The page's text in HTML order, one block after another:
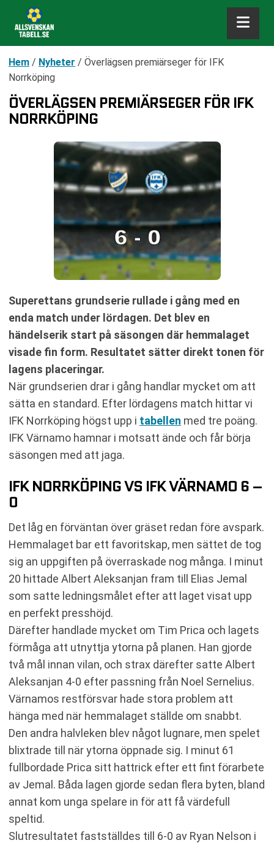
Hem / Nyheter / Överlägsen premiärseger för IFK
Norrköping
ÖVERLÄGSEN PREMIÄRSEGER FÖR IFK
NORRKÖPING
Superettans grundserie rullade i gång med en
enda match under lördagen. Det blev en
händelserik start på säsongen där hemmalaget
visade fin form. Resultatet sätter direkt tonen för
lagens placeringar.
När grundserien drar i gång handlar mycket om att
sätta en standard. Efter lördagens match hittar vi
IFK Norrköping högst upp i tabellen med tre poäng.
IFK Värnamo hamnar i motsatt ände och får börja
säsongen med att jaga.
IFK NORRKÖPING VS IFK VÄRNAMO 6 –
0
Det låg en förväntan över gräset redan före avspark.
Hemmalaget bar ett favoritskap, men sättet de tog
sig an uppgiften på överraskade nog många. I minut
20 hittade Albert Aleksanjan fram till Elias Jemal
som satte ledningsmålet efter att laget visat upp
en perfekt presshöjd.
Därefter handlade mycket om Tim Prica och lagets
förmåga att utnyttja ytorna på planen. Han gjorde
två mål innan vilan, och strax därefter satte Albert
Aleksanjan 4-0 efter passning från Noel Sernelius.
Värnamos restförsvar hade stora problem att
hänga med när hemmalaget ställde om snabbt.
Den andra halvleken blev något lugnare, men spelet
blixtrade till när ytorna öppnade sig. I minut 61
fullbordade Prica sitt hattrick efter ett fint förarbete
av Jemal. Båda lagen gjorde sedan flera byten, bland
annat kom unga spelare in för att få värdefull
speltid.
Slutresultatet fastställdes till 6-0 av Ryan Nelson i